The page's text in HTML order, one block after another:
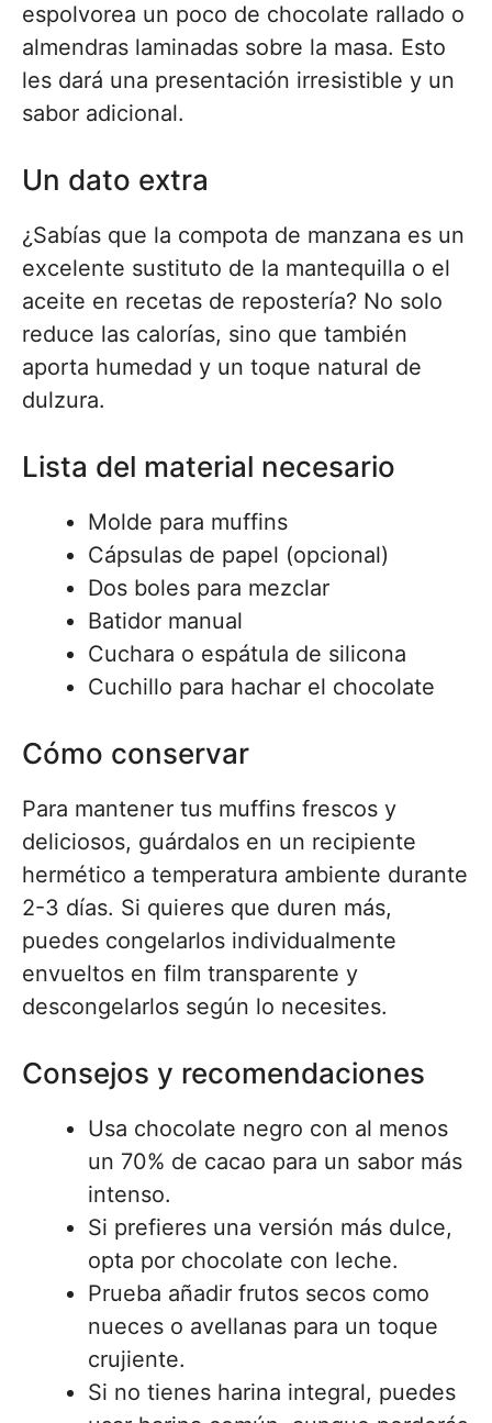
espolvorea un poco de chocolate rallado o
almendras laminadas sobre la masa. Esto
les dará una presentación irresistible y un
sabor adicional.
Un dato extra
¿Sabías que la compota de manzana es un
excelente sustituto de la mantequilla o el
aceite en recetas de repostería? No solo
reduce las calorías, sino que también
aporta humedad y un toque natural de
dulzura.
Lista del material necesario
Molde para muffins
Cápsulas de papel (opcional)
Dos boles para mezclar
Batidor manual
Cuchara o espátula de silicona
Cuchillo para hachar el chocolate
Cómo conservar
Para mantener tus muffins frescos y
deliciosos, guárdalos en un recipiente
hermético a temperatura ambiente durante
2-3 días. Si quieres que duren más,
puedes congelarlos individualmente
envueltos en film transparente y
descongelarlos según lo necesites.
Consejos y recomendaciones
Usa chocolate negro con al menos
un 70% de cacao para un sabor más
intenso.
Si prefieres una versión más dulce,
opta por chocolate con leche.
Prueba añadir frutos secos como
nueces o avellanas para un toque
crujiente.
Si no tienes harina integral, puedes